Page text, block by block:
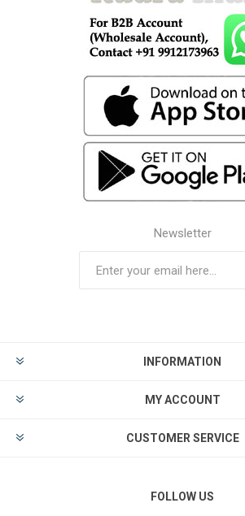
Newsletter
INFORMATION
MY ACCOUNT
CUSTOMER SERVICE
FOLLOW US